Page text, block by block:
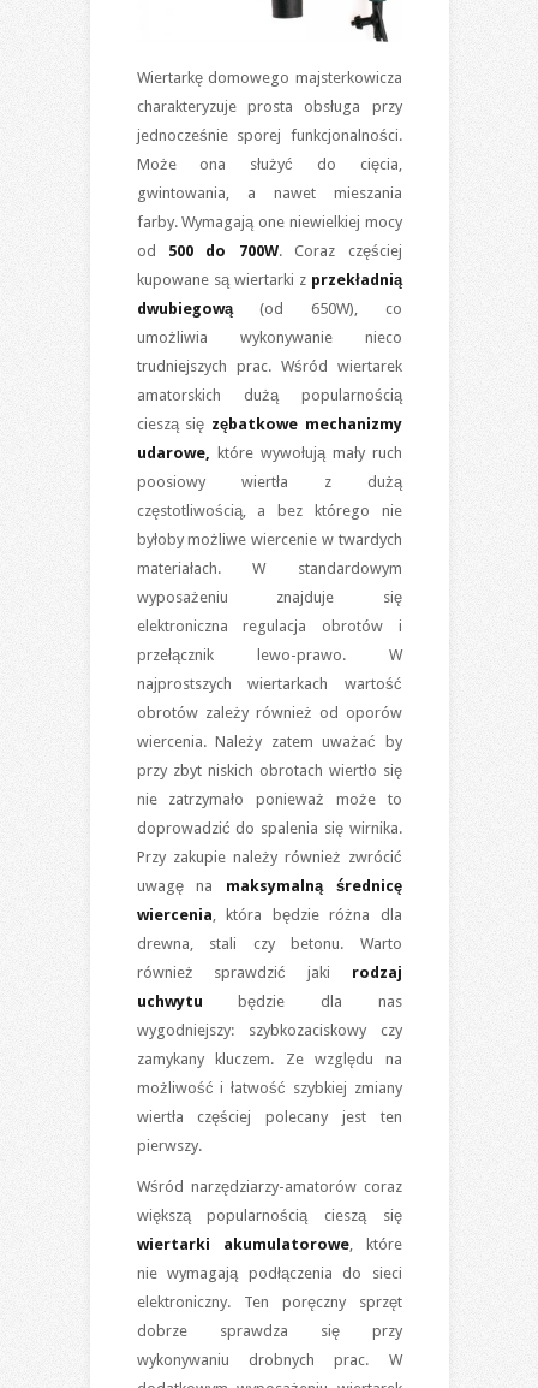
Wiertarkę domowego majsterkowicza
charakteryzuje prosta obsługa przy
jednocześnie sporej funkcjonalności.
Może ona służyć do cięcia,
gwintowania, a nawet mieszania
farby. Wymagają one niewielkiej mocy
od 500 do 700W. Coraz częściej
kupowane są wiertarki z przekładnią
dwubiegową(od 650W), co
umożliwia wykonywanie nieco
trudniejszych prac. Wśród wiertarek
amatorskich dużą popularnością
cieszą się zębatkowe mechanizmy
udarowe,
które wywołują mały ruch
poosiowy wiertła z dużą
częstotliwością, a bez którego nie
byłoby możliwe wiercenie w twardych
materiałach. W standardowym
wyposażeniu znajduje się
elektroniczna regulacja obrotów i
przełącznik lewo-prawo. W
najprostszych wiertarkach wartość
obrotów zależy również od oporów
wiercenia. Należy zatem uważać by
przy zbyt niskich obrotach wiertło się
nie zatrzymało ponieważ może to
doprowadzić do spalenia się wirnika.
Przy zakupie należy również zwrócić
uwagę na maksymalną średnicę
wiercenia , która będzie różna dla
drewna, stali czy betonu. Warto
również sprawdzić jaki rodzaj
uchwytubędzie dla nas
wygodniejszy: szybkozaciskowy czy
zamykany kluczem. Ze względu na
możliwość i łatwość szybkiej zmiany
wiertła częściej polecany jest ten
pierwszy.
Wśród narzędziarzy-amatorów coraz
większą popularnością cieszą się
wiertarki akumulatorowe, które
nie wymagają podłączenia do sieci
elektroniczny. Ten poręczny sprzęt
dobrze sprawdza się przy
wykonywaniu drobnych prac. W